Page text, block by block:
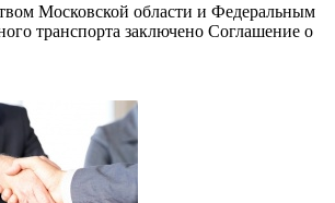
Московской области и Федеральным
транспорта заключено Соглашение о